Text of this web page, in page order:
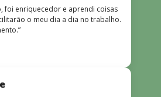
foi enriquecedor e aprendi coisas
o meu dia a dia no trabalho.